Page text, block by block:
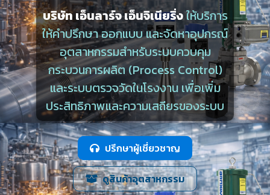
บริษัท เอ็นลาร์จ เอ็นจิเนียริ่งให้บริการ
ให้คำปรึกษา ออกแบบ และจัดหาอุปกรณ์
อุตสาหกรรมสำหรับระบบควบคุม
กระบวนการผลิต (Process Control)
และระบบตรวจวัดในโรงงาน เพื่อเพิ่ม
ประสิทธิภาพและความเสถียรของระบบ
ปรึกษาผู้เชี่ยวชาญ
ดูสินค้าอุตสาหกรรม